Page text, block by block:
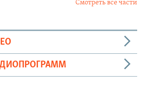
Смотреть все части